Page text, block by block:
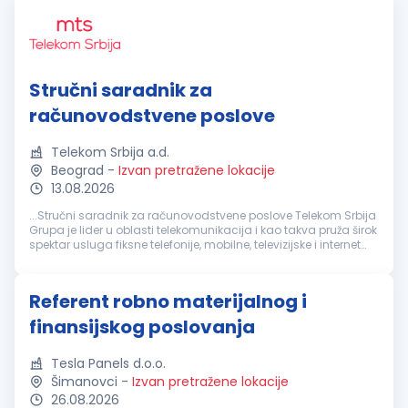
Stručni saradnik za
računovodstvene poslove
Telekom Srbija a.d.
Beograd - Izvan pretražene lokacije
13.08.2026
...Stručni saradnik za računovodstvene poslove Telekom Srbija
Grupa je lider u oblasti telekomunikacija i kao takva pruža širok
spektar usluga fiksne telefonije, mobilne, televizijske i internet
Referent robno materijalnog i
finansijskog poslovanja
Tesla Panels d.o.o.
Šimanovci - Izvan pretražene lokacije
26.08.2026